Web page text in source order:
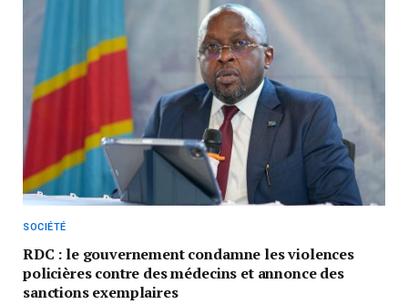
SOCIÉTÉ
RDC : le gouvernement condamne les violences
policières contre des médecins et annonce des
sanctions exemplaires